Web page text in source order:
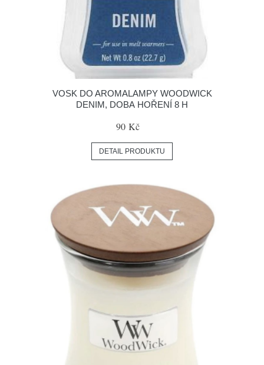
VOSK DO AROMALAMPY WOODWICK
DENIM, DOBA HOŘENÍ 8 H
90 Kč
DETAIL PRODUKTU